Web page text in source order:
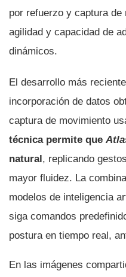
por refuerzo y captura
agilidad y capacidad de
dinámicos.
El desarrollo más
incorporación de datos
captura de movimiento
técnica permite que
natural, replicando
mayor fluidez. La
modelos de inteligencia
siga comandos
postura en tiempo real,
En las imágenes